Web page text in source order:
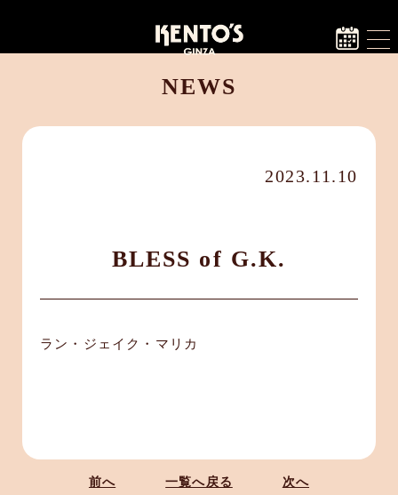
NEWS
2023.11.10
BLESS of G.K.
ラン・ジェイク・マリカ
前へ 一覧へ戻る 次へ